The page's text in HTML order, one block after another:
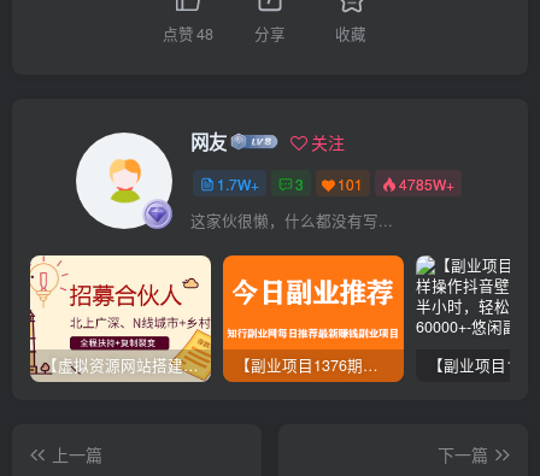
点赞48 分享 收藏
网友 关注
1.7W+ 3 101 4785W+
这家伙很懒，什么都没有写...
【虚拟资源网站搭建服务】加盟本站系统，做一个和本站一样的独立网站，躺赚的项目 【副业项目1376期】龟课最新闲鱼项目玩法实战教程_全新升级月收益几千到几万
上一篇
下一篇